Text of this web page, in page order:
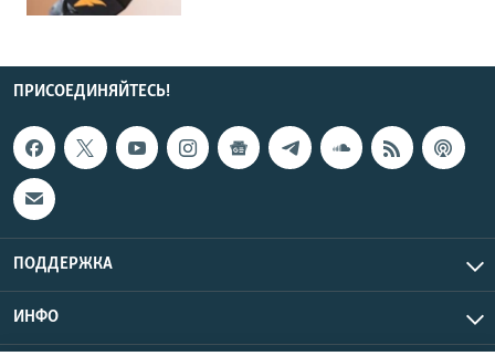
ПРИСОЕДИНЯЙТЕСЬ!
ПОДДЕРЖКА
ИНФО